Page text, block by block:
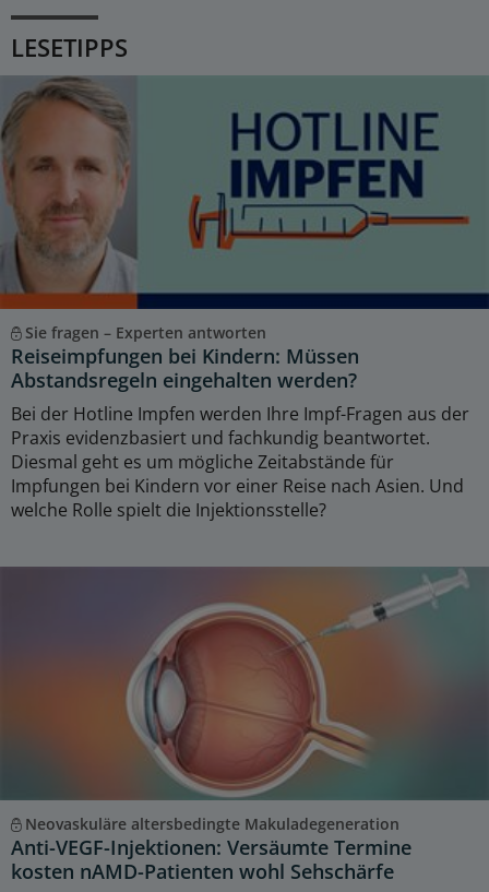
LESETIPPS
Sie fragen – Experten antworten
Reiseimpfungen bei Kindern: Müssen
Abstandsregeln eingehalten werden?
Bei der Hotline Impfen werden Ihre Impf-Fragen aus der
Praxis evidenzbasiert und fachkundig beantwortet.
Diesmal geht es um mögliche Zeitabstände für
Impfungen bei Kindern vor einer Reise nach Asien. Und
welche Rolle spielt die Injektionsstelle?
Neovaskuläre altersbedingte Makuladegeneration
Anti-VEGF-Injektionen: Versäumte Termine
kosten nAMD-Patienten wohl Sehschärfe